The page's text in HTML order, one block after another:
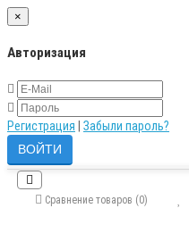
×
Авторизация
Регистрация Забыли пароль?
Сравнение товаров (0)